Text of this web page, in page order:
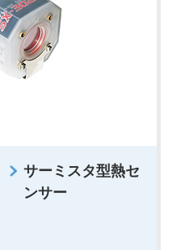
サーミスタ型熱セ
ンサー